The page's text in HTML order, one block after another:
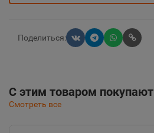
Поделиться:
С этим товаром покупают
Смотреть все